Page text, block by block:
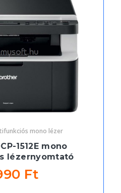
mono lézer
1512E mono
lézernyomtató
Ft